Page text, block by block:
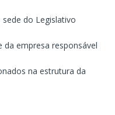
sede do Legislativo
empresa responsável
na estrutura da